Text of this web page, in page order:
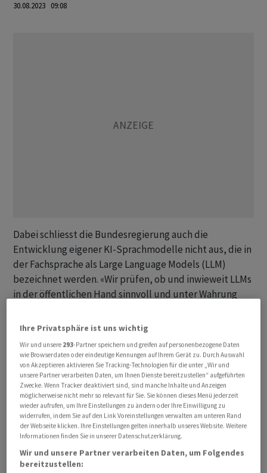
30.08.2023 09:08
Dabei schliesst die Bundesregierung auch die
Entwicklung eigener KI-Sprachmodelle nicht aus, die in
der Fachsprache als Large Language Models (LLM)
bezeichnet werden. «Wir prüfen, ob und inwieweit LLMs
in der öffentlichen Hand sinnvoll und unter Wahrung
für Künstliche Intelligenz in der öffentlichen
Verwaltung (BeKI), die Algorithmenbewertungsstelle
für Behörden und Organisationen mit
Sicherheitsaufgaben (ABOS) und der
Bundesdatenschutzbeauftragte beteiligt werden.
Zusammen mit den Datenlaboren der
Bundesministerien sollen die Institutionen auf die
Einhaltung der Datensicherheit und des Datenschutzes
Ihre Privatsphäre ist uns wichtig
Wir und unsere 293-Partner speichern und greifen auf personenbezogene Daten
wie Browserdaten oder eindeutige Kennungen auf Ihrem Gerät zu. Durch Auswahl
von Akzeptieren aktivieren Sie Tracking-Technologien für die unter „Wir und
unsere Partner verarbeiten Daten, um Ihnen Dienste bereitzustellen“ aufgeführten
Zwecke. Wenn Tracker deaktiviert sind, sind manche Inhalte und Anzeigen
möglicherweise nicht mehr so relevant für Sie. Sie können dieses Menü jederzeit
wieder aufrufen, um Ihre Einstellungen zu ändern oder Ihre Einwilligung zu
widerrufen, indem Sie auf den Link Voreinstellungen verwalten am unteren Rand
der Webseite klicken. Ihre Einstellungen gelten innerhalb unseres Website. Weitere
Informationen finden Sie in unserer Datenschutzerklärung.
Wir und unsere Partner verarbeiten Daten, um Folgendes
bereitzustellen: